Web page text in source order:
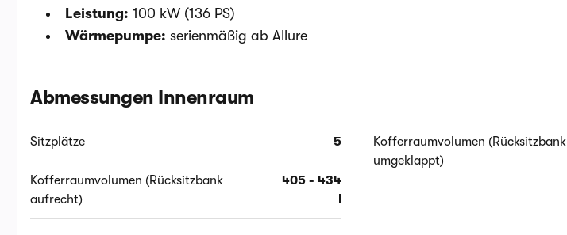
Leistung: 100 kW (136 PS)
Wärmepumpe: serienmäßig ab Allure
Abmessungen Innenraum
Sitzplätze 5
Kofferraumvolumen (Rücksitzbank
aufrecht)
405 - 434
Kofferraumvolumen (Rücksitzbank
umgeklappt)